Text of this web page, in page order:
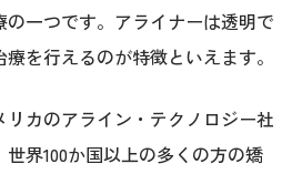
一つです。アライナーは透明で
を行えるのが特徴といえます。
カのアライン・テクノロジー社
界100か国以上の多くの方の矯